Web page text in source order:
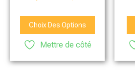
Choix Des Options
Mettre de côté